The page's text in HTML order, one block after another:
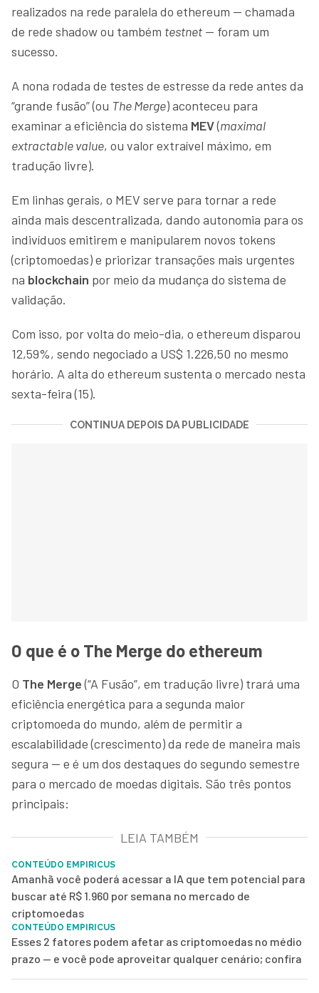
realizados na rede paralela do ethereum — chamada
de rede shadow ou também testnet — foram um
sucesso.
A nona rodada de testes de estresse da rede antes da
“grande fusão” (ou The Merge) aconteceu para
examinar a eficiência do sistema MEV(maximal
extractable value, ou valor extraível máximo, em
tradução livre).
Em linhas gerais, o MEV serve para tornar a rede
ainda mais descentralizada, dando autonomia para os
indivíduos emitirem e manipularem novos tokens
(criptomoedas) e priorizar transações mais urgentes
na blockchain por meio da mudança do sistema de
validação.
Com isso, por volta do meio-dia, o ethereum disparou
12,59%, sendo negociado a US$ 1.226,50 no mesmo
horário. A alta do ethereum sustenta o mercado nesta
sexta-feira (15).
CONTINUA DEPOIS DA PUBLICIDADE
O que é o The Merge do ethereum
O The Merge(“A Fusão”, em tradução livre) trará uma
eficiência energética para a segunda maior
criptomoeda do mundo, além de permitir a
escalabilidade (crescimento) da rede de maneira mais
segura — e é um dos destaques do segundo semestre
para o mercado de moedas digitais. São três pontos
principais:
LEIA TAMBÉM
CONTEÚDO EMPIRICUS
Amanhã você poderá acessar a IA que tem potencial para
buscar até R$ 1.960 por semana no mercado de
criptomoedas
CONTEÚDO EMPIRICUS
Esses 2 fatores podem afetar as criptomoedas no médio
prazo — e você pode aproveitar qualquer cenário; confira